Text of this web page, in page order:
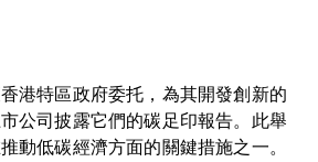
港特區政府委托，為其開發創新的
公司披露它們的碳足印報告。此舉
動低碳經濟方面的關鍵措施之一。